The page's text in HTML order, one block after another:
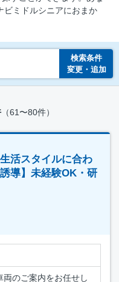
ビミドルシニアにおまか
検索条件
変更・追加
（61〜80件）
活スタイルに合わ
導】未経験OK・研
のご案内をお任せし